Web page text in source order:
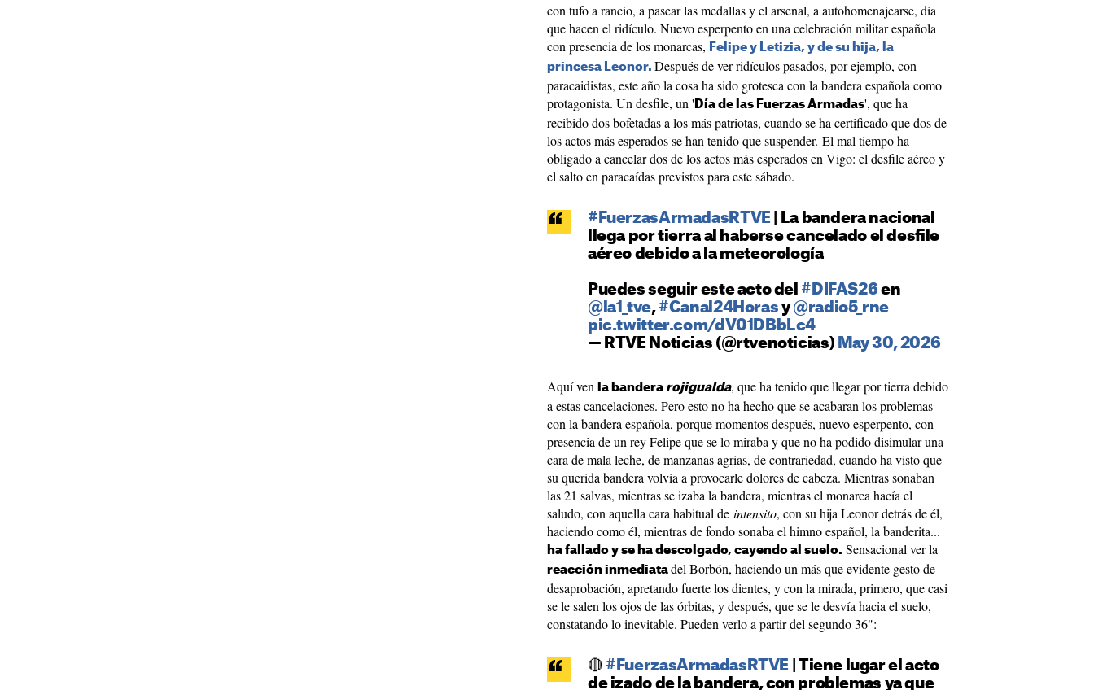
con tufo a rancio, a pasear las medallas y el arsenal, a autohomenajearse, día
que hacen el ridículo. Nuevo esperpento en una celebración militar española
con presencia de los monarcas, Felipe y Letizia, y de su hija, la
princesa Leonor. Después de ver ridículos pasados, por ejemplo, con
paracaidistas, este año la cosa ha sido grotesca con la bandera española como
protagonista. Un desfile, un ' Día de las Fuerzas Armadas', que ha
recibido dos bofetadas a los más patriotas, cuando se ha certificado que dos de
los actos más esperados se han tenido que suspender. El mal tiempo ha
obligado a cancelar dos de los actos más esperados en Vigo: el desfile aéreo y
el salto en paracaídas previstos para este sábado.
#FuerzasArmadasRTVE | La bandera nacional
llega por tierra al haberse cancelado el desfile
aéreo debido a la meteorología
Puedes seguir este acto del #DIFAS26en
@la1_tve, #Canal24Horas y@radio5_rne
pic.twitter.com/dV01DBbLc4
— RTVE Noticias (@rtvenoticias) May 30, 2026
Aquí ven la bandera rojigualda, que ha tenido que llegar por tierra debido
a estas cancelaciones. Pero esto no ha hecho que se acabaran los problemas
con la bandera española, porque momentos después, nuevo esperpento, con
presencia de un rey Felipe que se lo miraba y que no ha podido disimular una
cara de mala leche, de manzanas agrias, de contrariedad, cuando ha visto que
su querida bandera volvía a provocarle dolores de cabeza. Mientras sonaban
las 21 salvas, mientras se izaba la bandera, mientras el monarca hacía el
saludo, con aquella cara habitual de intensito, con su hija Leonor detrás de él,
haciendo como él, mientras de fondo sonaba el himno español, la banderita...
ha fallado y se ha descolgado, cayendo al suelo. Sensacional ver la
reacción inmediata del Borbón, haciendo un más que evidente gesto de
desaprobación, apretando fuerte los dientes, y con la mirada, primero, que casi
se le salen los ojos de las órbitas, y después, que se le desvía hacia el suelo,
constatando lo inevitable. Pueden verlo a partir del segundo 36":
🔴 #FuerzasArmadasRTVE | Tiene lugar el acto
de izado de la bandera, con problemas ya que